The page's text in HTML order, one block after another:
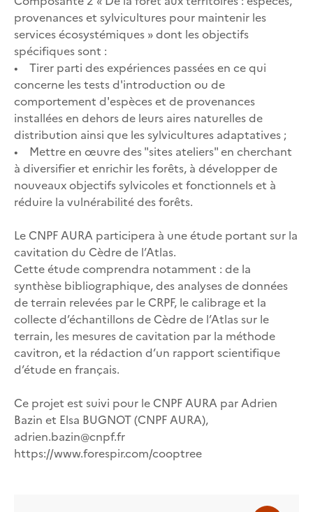
provenances et sylvicultures pour maintenir les
services écosystémiques » dont les objectifs
spécifiques sont :
• Tirer parti des expériences passées en ce qui
concerne les tests d'introduction ou de
comportement d'espèces et de provenances
installées en dehors de leurs aires naturelles de
distribution ainsi que les sylvicultures adaptatives ;
• Mettre en œuvre des "sites ateliers" en cherchant
à diversifier et enrichir les forêts, à développer de
nouveaux objectifs sylvicoles et fonctionnels et à
réduire la vulnérabilité des forêts.
Le CNPF AURA participera à une étude portant sur la
cavitation du Cèdre de l’Atlas.
Cette étude comprendra notamment : de la
synthèse bibliographique, des analyses de données
de terrain relevées par le CRPF, le calibrage et la
collecte d’échantillons de Cèdre de l’Atlas sur le
terrain, les mesures de cavitation par la méthode
cavitron, et la rédaction d’un rapport scientifique
d’étude en français.
Ce projet est suivi pour le CNPF AURA par Adrien
Bazin et Elsa BUGNOT (CNPF AURA),
adrien.bazin@cnpf.fr
https://www.forespir.com/cooptree